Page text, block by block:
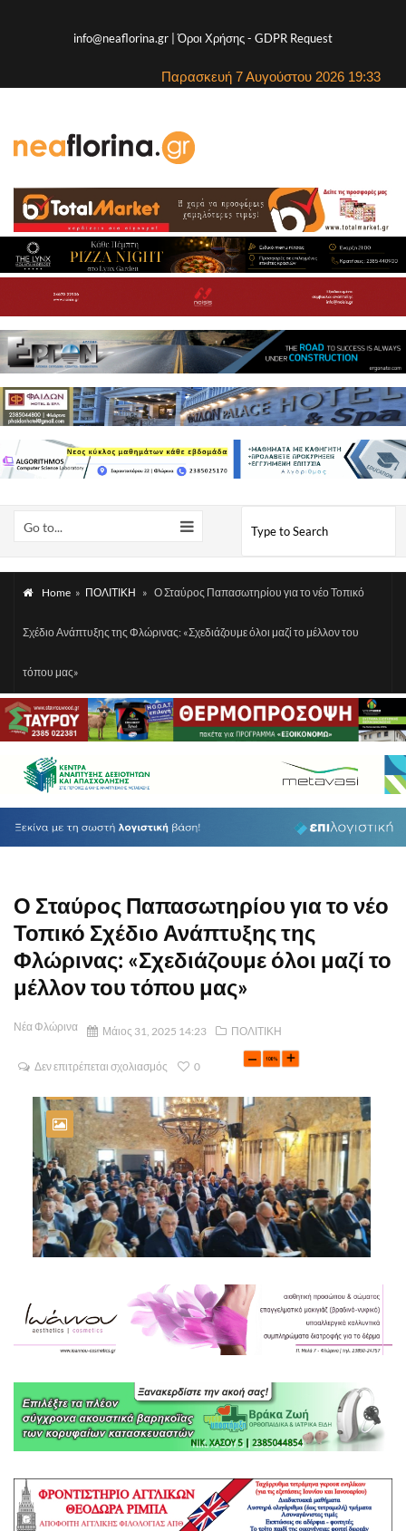
info@neaflorina.gr |Όροι Χρήσης- GDPR Request
Παρασκευή 7 Αυγούστου 2026 19:33
Go to...
Home » ΠΟΛΙΤΙΚΗ » Ο Σταύρος Παπασωτηρίου για το νέο Τοπικό
Σχέδιο Ανάπτυξης της Φλώρινας: «Σχεδιάζουμε όλοι μαζί το μέλλον του
τόπου μας»
Ο Σταύρος Παπασωτηρίου για το νέο
Τοπικό Σχέδιο Ανάπτυξης της
Φλώρινας: «Σχεδιάζουμε όλοι μαζί το
μέλλον του τόπου μας»
Νέα Φλώρινα Μάιος 31, 2025 14:23 ΠΟΛΙΤΙΚΗ
Δεν επιτρέπεται σχολιασμός 0